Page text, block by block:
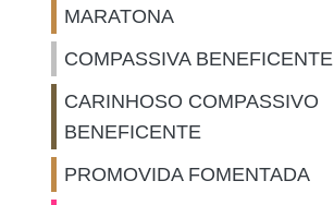
MARATONA
COMPASSIVA BENEFICENTE
CARINHOSO COMPASSIVO
BENEFICENTE
PROMOVIDA FOMENTADA